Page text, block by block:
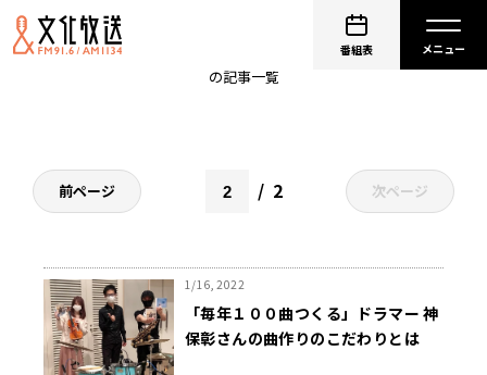
番組表
の記事一覧
前ページ 2 次ページ
1/16, 2022
「毎年１００曲つくる」ドラマー 神
保彰さんの曲作りのこだわりとは